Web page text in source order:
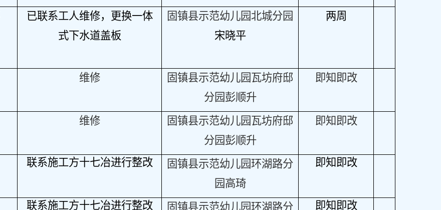
已联系工人维修，更换一体
式下水道盖板
固镇县示范幼儿园北城分园
宋晓平
两周
维修
固镇县示范幼儿园瓦坊府邸
分园彭顺升
即知即改
维修
固镇县示范幼儿园瓦坊府邸
分园彭顺升
即知即改
联系施工方十七冶进行整改
固镇县示范幼儿园环湖路分
园高琦
即知即改
联系施工方十七冶进行整改
固镇县示范幼儿园环湖路分
即知即改